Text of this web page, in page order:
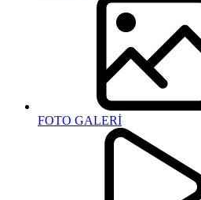
FOTO GALERİ